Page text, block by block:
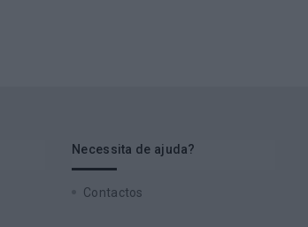
Necessita de ajuda?
Contactos